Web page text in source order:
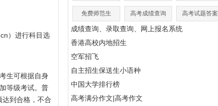
）进行科目选
生可根据自身
等级考试。普
到合格，不合
免费师范生 高考成绩查询 高考试题答案
成绩查询、录取查询、网上报名系统
香港高校内地招生
空军招飞
自主招生保送生小语种
中国大学排行榜
高考满分作文|高考作文